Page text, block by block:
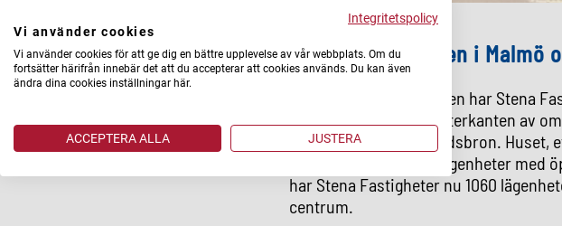
Om Bellevuegården i
På västra Bellevuegården har Stena
etapp 4, är placerat i ytterkanten av
har utsikt över Öresundsbron. Huset,
med 43 välplanerade lägenheter med
har Stena Fastigheter nu 1060
centrum.
Integritetspolicy
Vi använder cookies
Vi använder cookies för att ge dig en bättre upplevelse av vår webbplats. Om du
fortsätter härifrån innebär det att du accepterar att cookies används. Du kan även
ändra dina cookies inställningar här.
ACCEPTERA ALLA JUSTERA